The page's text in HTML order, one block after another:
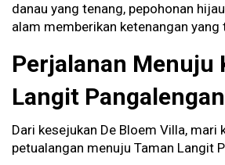
danau yang tenang, pepohonan
alam memberikan ketenangan yang
Perjalanan Menuju
Langit Pangalengan
Dari kesejukan De Bloem Villa, mari
petualangan menuju Taman Langit